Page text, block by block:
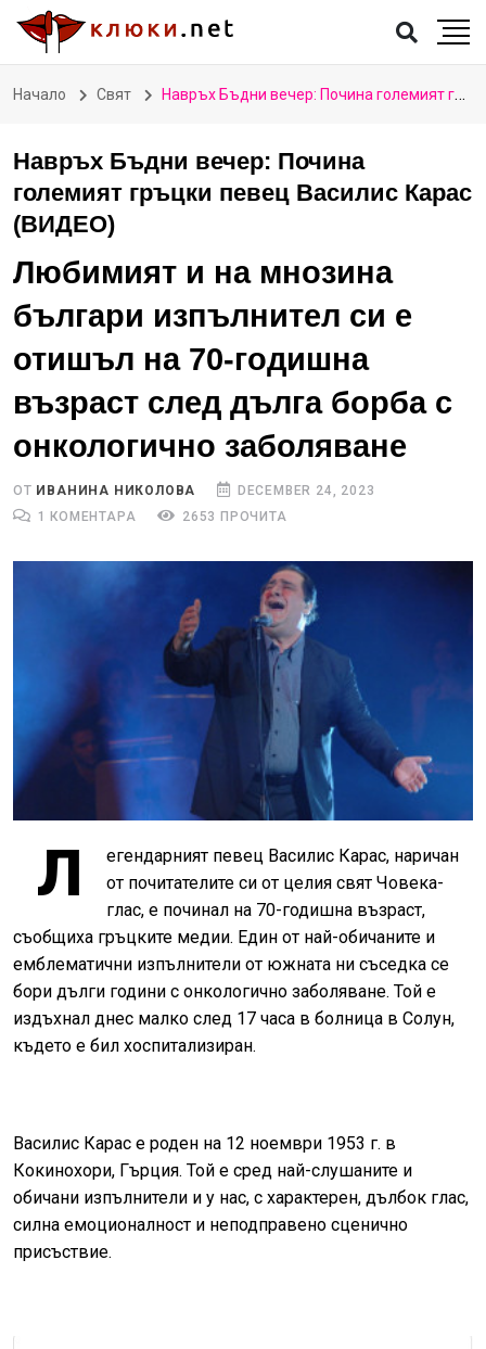
Начало Свят Навръх Бъдни вечер: Почина големият гръцки певец Василис Карас (ВИДЕО)
Навръх Бъдни вечер: Почина
големият гръцки певец Василис Карас
(ВИДЕО)
Любимият и на мнозина
българи изпълнител си е
отишъл на 70-годишна
възраст след дълга борба с
онкологично заболяване
ОТ ИВАНИНА НИКОЛОВА
DECEMBER 24, 2023
1 КОМЕНТАРА
2653 ПРОЧИТА
Л
егендарният певец Василис Карас, наричан
от почитателите си от целия свят Човека-
глас, е починал на 70-годишна възраст,
съобщиха гръцките медии. Един от най-обичаните и
емблематични изпълнители от южната ни съседка се
бори дълги години с онкологично заболяване. Той е
издъхнал днес малко след 17 часа в болница в Солун,
където е бил хоспитализиран.
Василис Карас е роден на 12 ноември 1953 г. в
Кокинохори, Гърция. Той е сред най-слушаните и
обичани изпълнители и у нас, с характерен, дълбок глас,
силна емоционалност и неподправено сценично
присъствие.